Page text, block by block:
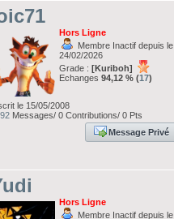
Hors Ligne
Membre Inactif depuis le
24/02/2026
Grade : [Kuriboh]
Echanges 94,12 % (17)
le 15/05/2008
Messages/ 0 Contributions/ 0 Pts
Message Privé
Hors Ligne
Membre Inactif depuis le